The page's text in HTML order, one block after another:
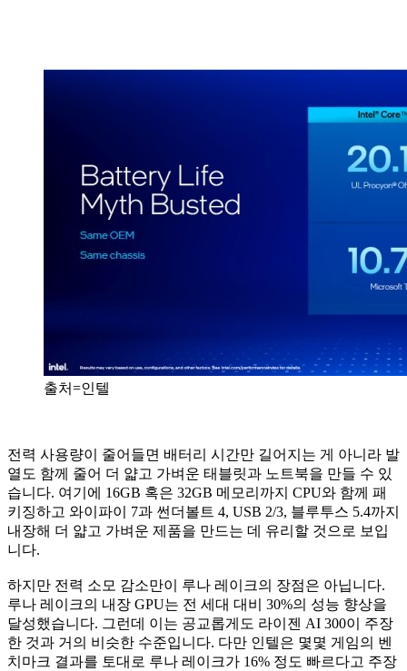
출처=인텔
전력 사용량이 줄어들면 배터리 시간만 길어지는 게 아니라 발
열도 함께 줄어 더 얇고 가벼운 태블릿과 노트북을 만들 수 있
습니다. 여기에 16GB 혹은 32GB 메모리까지 CPU와 함께 패
키징하고 와이파이 7과 썬더볼트 4, USB 2/3, 블루투스 5.4까지
내장해 더 얇고 가벼운 제품을 만드는 데 유리할 것으로 보입
니다.
하지만 전력 소모 감소만이 루나 레이크의 장점은 아닙니다.
루나 레이크의 내장 GPU는 전 세대 대비 30%의 성능 향상을
달성했습니다. 그런데 이는 공교롭게도 라이젠 AI 300이 주장
한 것과 거의 비슷한 수준입니다. 다만 인텔은 몇몇 게임의 벤
치마크 결과를 토대로 루나 레이크가 16% 정도 빠르다고 주장